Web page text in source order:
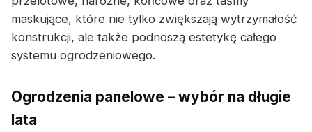
maskujące, które nie tylko zwiększają wytrzymałość
konstrukcji, ale także podnoszą estetykę całego
systemu ogrodzeniowego.
Ogrodzenia panelowe – wybór na długie
lata